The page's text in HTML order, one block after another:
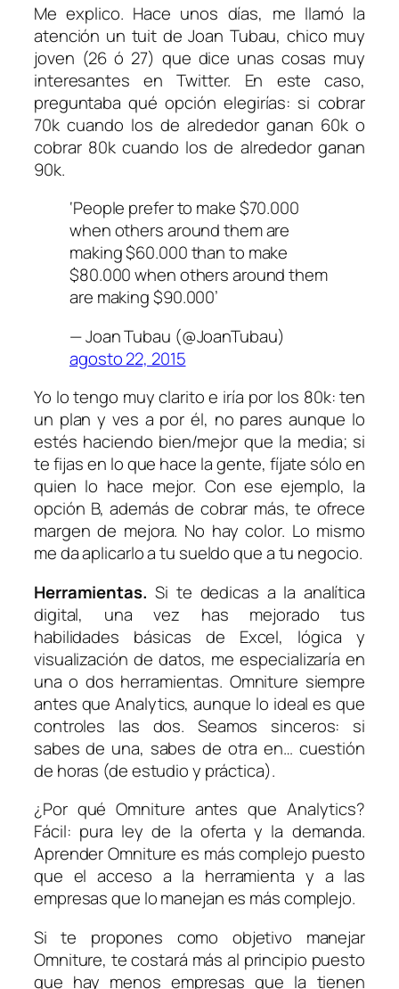
Me explico. Hace unos días, me llamó la
atención un tuit de Joan Tubau, chico muy
joven (26 ó 27) que dice unas cosas muy
interesantes en Twitter. En este caso,
preguntaba qué opción elegirías: si cobrar
70k cuando los de alrededor ganan 60k o
cobrar 80k cuando los de alrededor ganan
90k.
‘People prefer to make $70.000
when others around them are
making $60.000 than to make
$80.000 when others around them
are making $90.000’
— Joan Tubau (@JoanTubau)
agosto 22, 2015
Yo lo tengo muy clarito e iría por los 80k: ten
un plan y ves a por él, no pares aunque lo
estés haciendo bien/mejor que la media; si
te fijas en lo que hace la gente, fíjate sólo en
quien lo hace mejor. Con ese ejemplo, la
opción B, además de cobrar más, te ofrece
margen de mejora. No hay color. Lo mismo
me da aplicarlo a tu sueldo que a tu negocio.
Herramientas. Si te dedicas a la analítica
digital, una vez has mejorado tus
habilidades básicas de Excel, lógica y
visualización de datos, me especializaría en
una o dos herramientas. Omniture siempre
antes que Analytics, aunque lo ideal es que
controles las dos. Seamos sinceros: si
sabes de una, sabes de otra en… cuestión
de horas (de estudio y práctica).
¿Por qué Omniture antes que Analytics?
Fácil: pura ley de la oferta y la demanda.
Aprender Omniture es más complejo puesto
que el acceso a la herramienta y a las
empresas que lo manejan es más complejo.
Si te propones como objetivo manejar
Omniture, te costará más al principio puesto
que hay menos empresas que la tienen